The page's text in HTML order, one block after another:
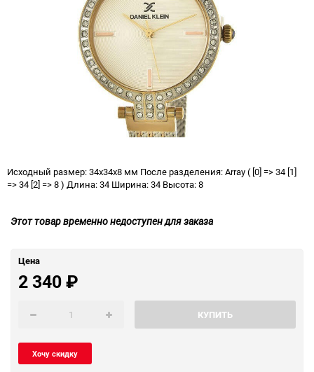
Исходный размер: 34x34x8 мм После разделения: Array ( [0] => 34 [1]
=> 34 [2] => 8 ) Длина: 34 Ширина: 34 Высота: 8
Этот товар временно недоступен для заказа
Цена
2 340₽
КУПИТЬ